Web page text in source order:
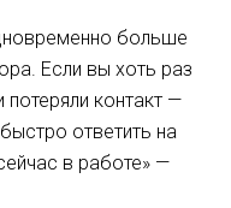
больше
Если вы хоть раз
потеряли контакт —
ответить на
в работе» —